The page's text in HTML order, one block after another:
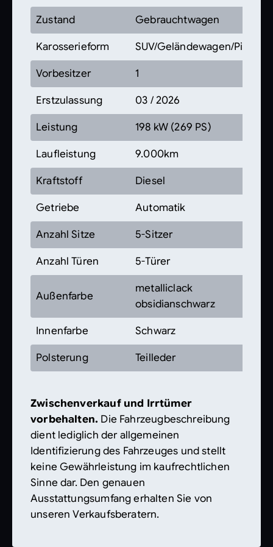
Zustand Gebrauchtwagen
Karosserieform SUV/Geländewagen/Pickup
Vorbesitzer 1
Erstzulassung 03 / 2026
Leistung 198 kW (269 PS)
Laufleistung 9.000km
Kraftstoff Diesel
Getriebe Automatik
Anzahl Sitze 5-Sitzer
Anzahl Türen 5-Türer
Außenfarbe
metalliclack
obsidianschwarz
Innenfarbe Schwarz
Polsterung Teilleder
Zwischenverkauf und Irrtümer
vorbehalten. Die Fahrzeugbeschreibung
dient lediglich der allgemeinen
Identifizierung des Fahrzeuges und stellt
keine Gewährleistung im kaufrechtlichen
Sinne dar. Den genauen
Ausstattungsumfang erhalten Sie von
unseren Verkaufsberatern.